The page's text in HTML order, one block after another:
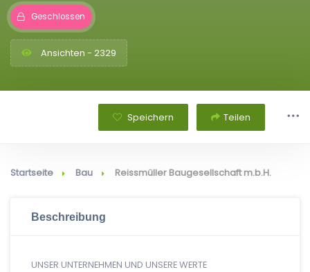
Geschlossen
Ansichten - 2329
Speichern Teilen
Startseite Bau Reissmüller Baugesellschaft m.b.H.
Beschreibung
UNSER UNTERNEHMEN UND UNSERE WERTE